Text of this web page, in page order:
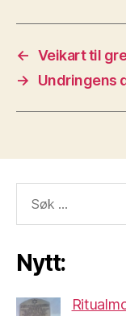
← Veikart til
→
Undringens
etter:
Nytt: